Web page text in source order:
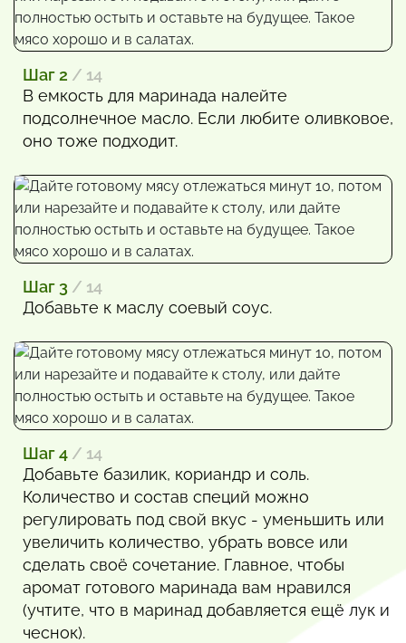
Шаг 2 / 14
В емкость для маринада налейте
подсолнечное масло. Если любите оливковое,
оно тоже подходит.
Шаг 3 / 14
Добавьте к маслу соевый соус.
Шаг 4 / 14
Добавьте базилик, кориандр и соль.
Количество и состав специй можно
регулировать под свой вкус - уменьшить или
увеличить количество, убрать вовсе или
сделать своё сочетание. Главное, чтобы
аромат готового маринада вам нравился
(учтите, что в маринад добавляется ещё лук и
чеснок).